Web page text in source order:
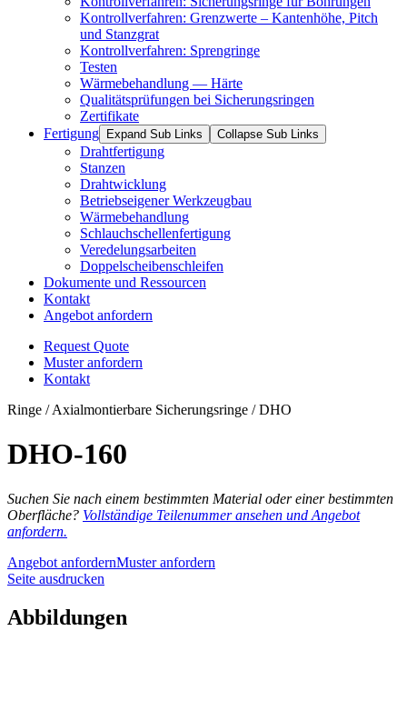
Kontrollverfahren: Grenzwerte – Kantenhöhe, Pitch
und Stanzgrat
Kontrollverfahren: Sprengringe
Testen
Wärmebehandlung — Härte
Qualitätsprüfungen bei Sicherungsringen
Zertifikate
Fertigung
Expand Sub Links Collapse Sub Links
Drahtfertigung
Stanzen
Drahtwicklung
Betriebseigener Werkzeugbau
Wärmebehandlung
Schlauchschellenfertigung
Veredelungsarbeiten
Doppelscheibenschleifen
Dokumente und Ressourcen
Kontakt
Angebot anfordern
Request Quote
Muster anfordern
Kontakt
Ringe / Axialmontierbare Sicherungsringe / DHO
DHO-160
Suchen Sie nach einem bestimmten Material oder einer bestimmten
Oberfläche? Vollständige Teilenummer ansehen und Angebot
anfordern.
Angebot anfordernMuster anfordern
Seite ausdrucken
Abbildungen